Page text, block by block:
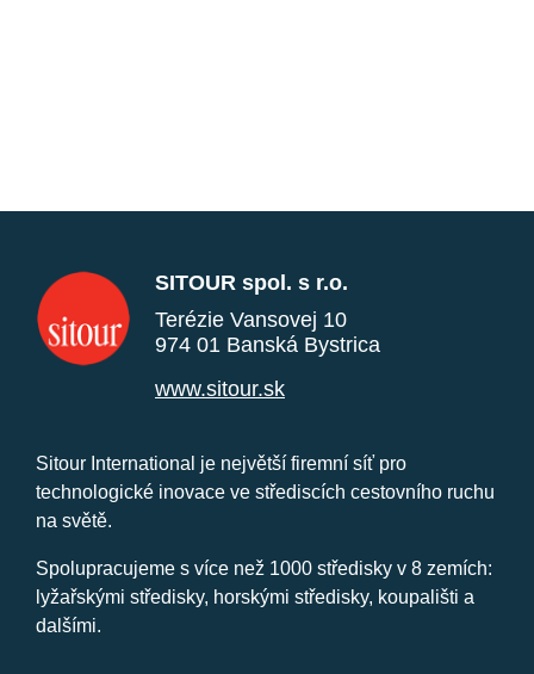
SITOUR spol. s r.o.
Terézie Vansovej 10
974 01 Banská Bystrica
www.sitour.sk
Sitour International je největší firemní síť pro
technologické inovace ve střediscích cestovního ruchu
na světě.
Spolupracujeme s více než 1000 středisky v 8 zemích:
lyžařskými středisky, horskými středisky, koupališti a
dalšími.